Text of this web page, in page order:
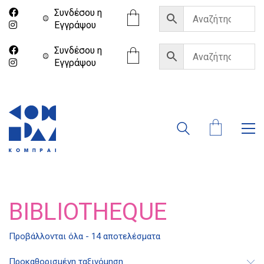
Συνδέσου η
Eγγράψου
Συνδέσου η
Eγγράψου
BIBLIOTHEQUE
Προβάλλονται όλα - 14 αποτελέσματα
Προκαθορισμένη ταξινόμηση